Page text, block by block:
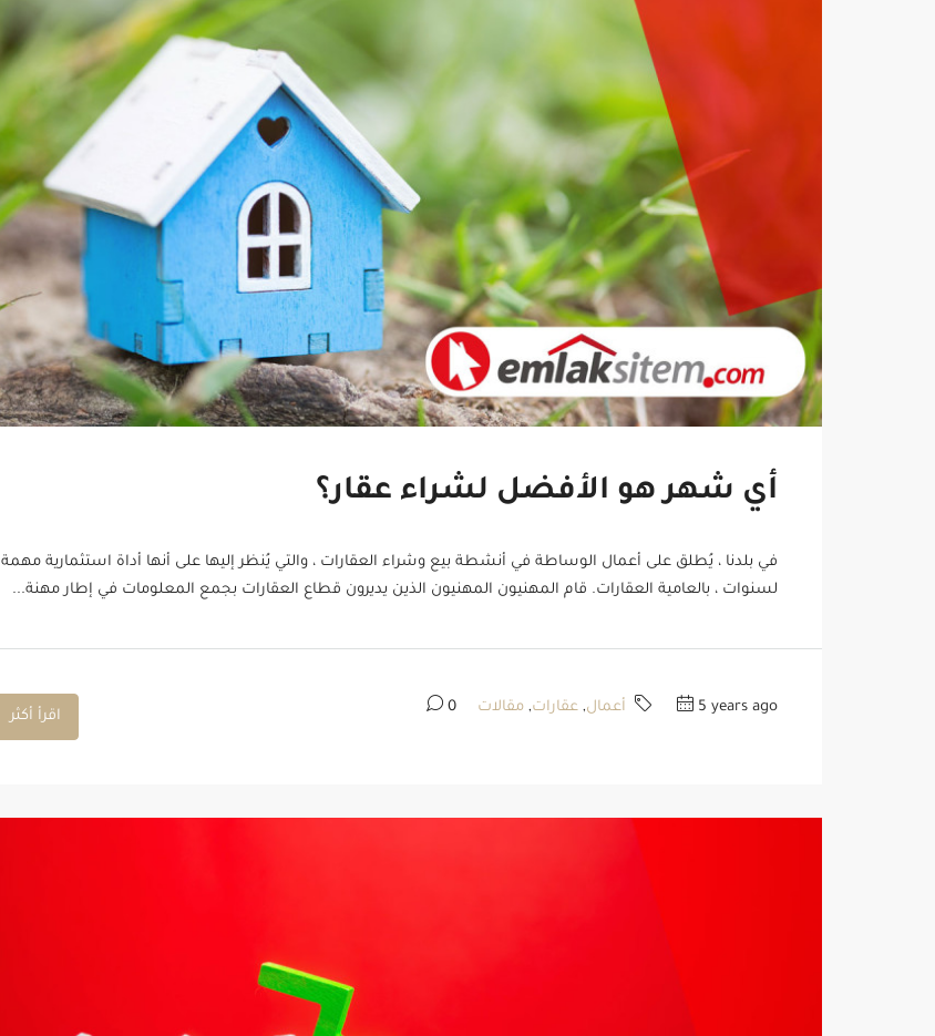
أي شهر هو الأفضل لشراء عقار؟
في بلدنا ، يُطلق على أعمال الوساطة في أنشطة بيع وشراء العقارات ، والتي يُنظر إليها على أنها أداة استثمارية مهمة
لسنوات ، بالعامية العقارات. قام المهنيون المهنيون الذين يديرون قطاع العقارات بجمع المعلومات في إطار مهنة...
5 years ago أعمال, عقارات, مقالات 0
اقرأ أكثر